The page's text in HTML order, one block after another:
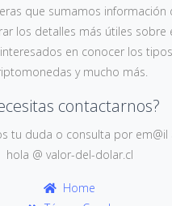
que sumamos información
los detalles más útiles sobre
en conocer los
y mucho más.
contactarnos?
tu duda o consulta por em@il
hola @ valor-del-dolar.cl
Home